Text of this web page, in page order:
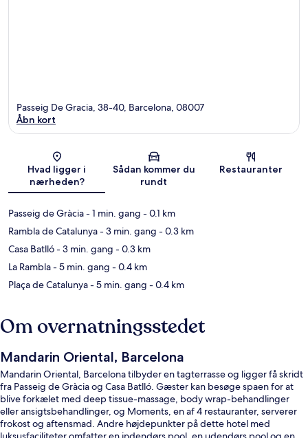
Kort
Passeig De Gracia, 38-40, Barcelona, 08007
Åbn kort
Hvad ligger i
nærheden?
Sådan kommer du
rundt
Restauranter
Passeig de Gràcia- 1 min. gang - 0.1 km
Rambla de Catalunya- 3 min. gang - 0.3 km
Casa Batlló- 3 min. gang - 0.3 km
La Rambla- 5 min. gang - 0.4 km
Plaça de Catalunya- 5 min. gang - 0.4 km
Om overnatningsstedet
Mandarin Oriental, Barcelona
Mandarin Oriental, Barcelona tilbyder en tagterrasse og ligger få skridt
fra Passeig de Gràcia og Casa Batlló. Gæster kan besøge spaen for at
blive forkælet med deep tissue-massage, body wrap-behandlinger
eller ansigtsbehandlinger, og Moments, en af 4 restauranter, serverer
frokost og aftensmad. Andre højdepunkter på dette hotel med